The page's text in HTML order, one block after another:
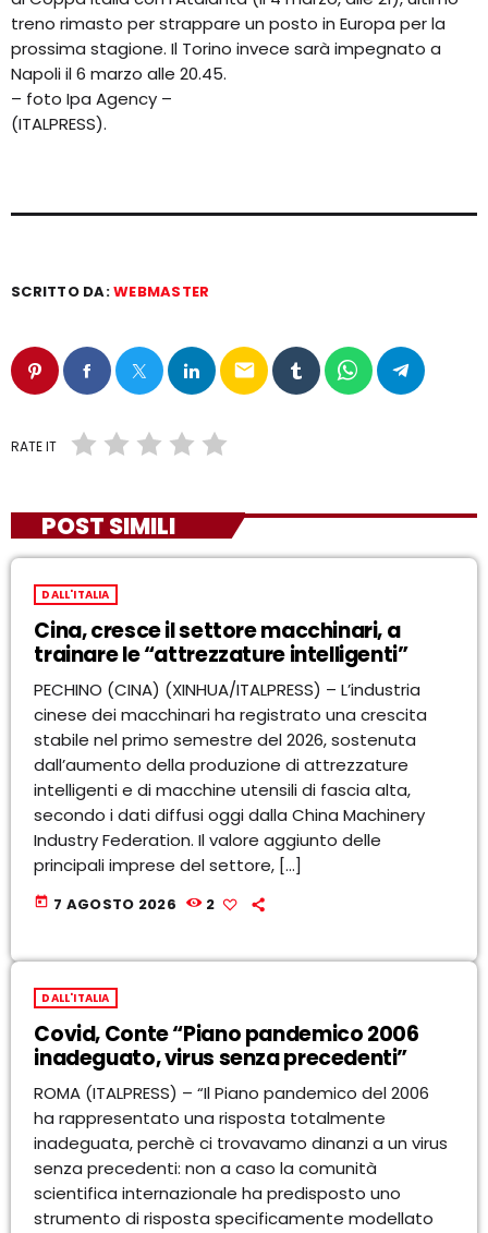
treno rimasto per strappare un posto in Europa per la
prossima stagione. Il Torino invece sarà impegnato a
Napoli il 6 marzo alle 20.45.
– foto Ipa Agency –
(ITALPRESS).
SCRITTO DA:WEBMASTER
email
RATE IT
POST SIMILI
DALL'ITALIA
Cina, cresce il settore macchinari, a
trainare le “attrezzature intelligenti”
PECHINO (CINA) (XINHUA/ITALPRESS) – L’industria
cinese dei macchinari ha registrato una crescita
stabile nel primo semestre del 2026, sostenuta
dall’aumento della produzione di attrezzature
intelligenti e di macchine utensili di fascia alta,
secondo i dati diffusi oggi dalla China Machinery
Industry Federation. Il valore aggiunto delle
principali imprese del settore, […]
today 7 AGOSTO 2026 2
DALL'ITALIA
Covid, Conte “Piano pandemico 2006
inadeguato, virus senza precedenti”
ROMA (ITALPRESS) – “Il Piano pandemico del 2006
ha rappresentato una risposta totalmente
inadeguata, perchè ci trovavamo dinanzi a un virus
senza precedenti: non a caso la comunità
scientifica internazionale ha predisposto uno
strumento di risposta specificamente modellato